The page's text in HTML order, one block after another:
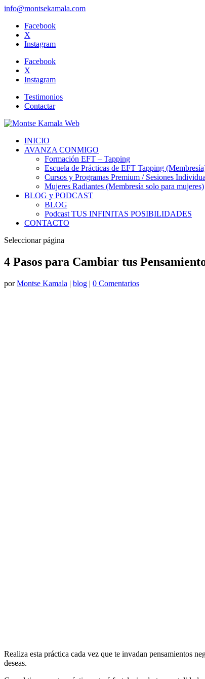
info@montsekamala.com
Facebook
X
Instagram
Facebook
X
Instagram
Testimonios
Contactar
INICIO
AVANZA CONMIGO
Formación EFT – Tapping
Escuela de Prácticas de EFT Tapping
Cursos y Programas Premium / Sesiones
Mujeres Radiantes (Membresía solo para mujeres)
BLOG y PODCAST
BLOG
Podcast TUS INFINITAS POSIBILIDADES
CONTACTO
Seleccionar página
4 Pasos para Cambiar tus
porMontse Kamala | blog | 0 Comentarios
Realiza esta práctica cada vez que te invadan pensamientos
deseas.